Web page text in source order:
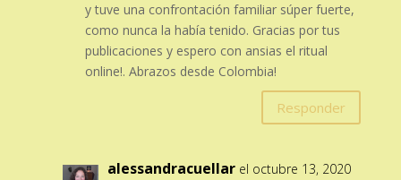
y tuve una confrontación familiar súper fuerte,
como nunca la había tenido. Gracias por tus
publicaciones y espero con ansias el ritual
online!. Abrazos desde Colombia!
Responder
alessandracuellar el octubre 13, 2020